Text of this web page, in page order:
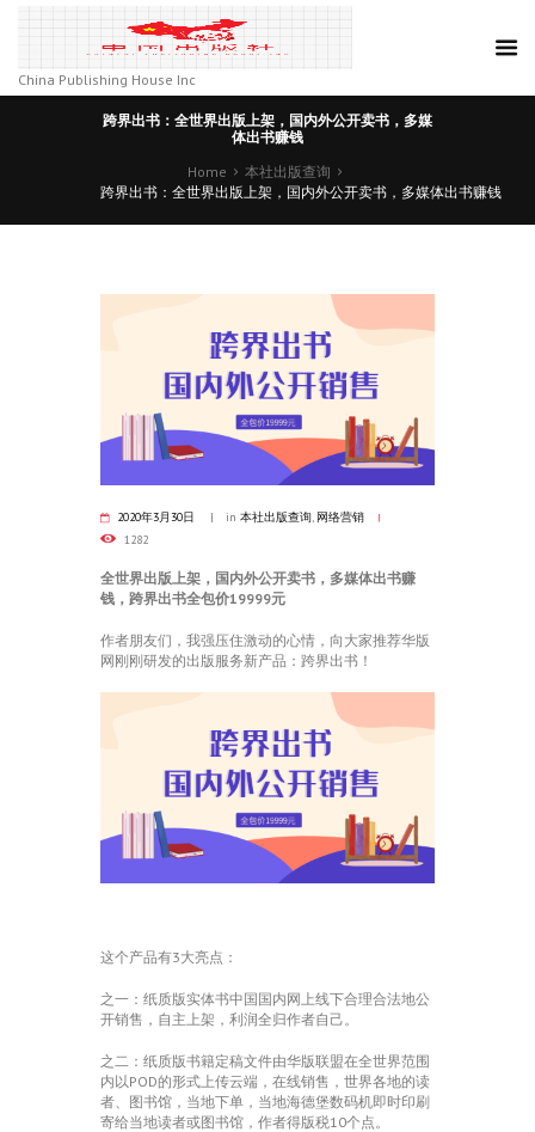
China Publishing House Inc
跨界出书：全世界出版上架，国内外公开卖书，多媒
体出书赚钱
Home
本社出版查询
跨界出书：全世界出版上架，国内外公开卖书，多媒体出书赚钱
2020年3月30日 in 本社出版查询, 网络营销
1282
全世界出版上架，国内外公开卖书，多媒体出书赚
钱，跨界出书全包价19999元
作者朋友们，我强压住激动的心情，向大家推荐华版
网刚刚研发的出版服务新产品：跨界出书！
这个产品有3大亮点：
之一：纸质版实体书中国国内网上线下合理合法地公
开销售，自主上架，利润全归作者自己。
之二：纸质版书籍定稿文件由华版联盟在全世界范围
内以POD的形式上传云端，在线销售，世界各地的读
者、图书馆，当地下单，当地海德堡数码机即时印刷
寄给当地读者或图书馆，作者得版税10个点。